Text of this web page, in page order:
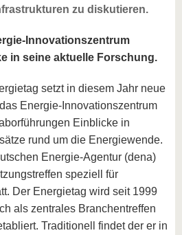
zu diskutieren.
Innovationszentrum
in seine aktuelle Forschung.
setzt in diesem Jahr neue
Energie-Innovationszentrum
Einblicke in
rund um die Energiewende.
Energie-Agentur (dena)
speziell für
Der Energietag wird seit 1999
als zentrales Branchentreffen
Traditionell findet der er in